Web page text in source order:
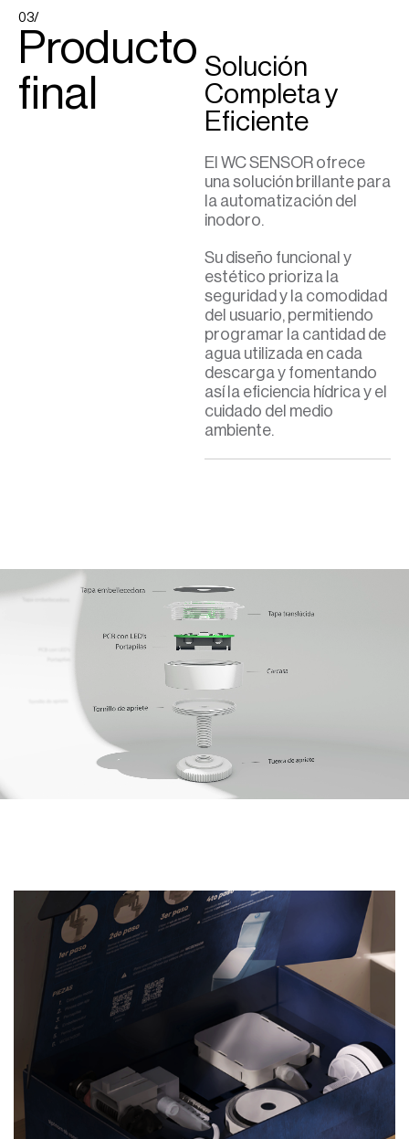
03/
Producto
final
Solución
Completa y
Eficiente
El WC SENSOR ofrece
una solución brillante para
la automatización del
inodoro.
Su diseño funcional y
estético prioriza la
seguridad y la comodidad
del usuario, permitiendo
programar la cantidad de
agua utilizada en cada
descarga y fomentando
así la eficiencia hídrica y el
cuidado del medio
ambiente.